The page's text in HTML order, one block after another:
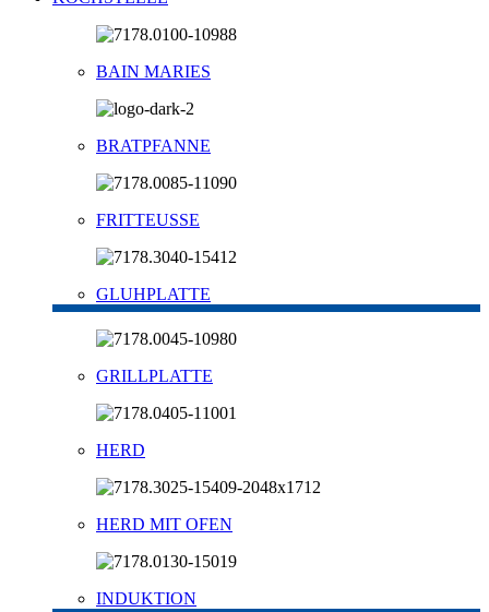
BAIN MARIES
BRATPFANNE
FRITTEUSSE
GLUHPLATTE
GRILLPLATTE
HERD
HERD MIT OFEN
INDUKTION